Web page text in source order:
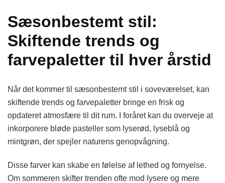
Sæsonbestemt stil:
Skiftende trends og
farvepaletter til hver årstid
Når det kommer til sæsonbestemt stil i soveværelset, kan
skiftende trends og farvepaletter bringe en frisk og
opdateret atmosfære til dit rum. I foråret kan du overveje at
inkorporere bløde pasteller som lyserød, lyseblå og
mintgrøn, der spejler naturens genopvågning.
Disse farver kan skabe en følelse af lethed og fornyelse.
Om sommeren skifter trenden ofte mod lysere og mere